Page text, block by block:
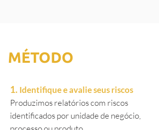
MÉTODO
1. Identifique e avalie seus riscos
Produzimos relatórios com riscos
identificados por unidade de negócio,